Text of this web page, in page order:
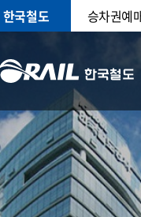
한국철도 승차권예
CEO